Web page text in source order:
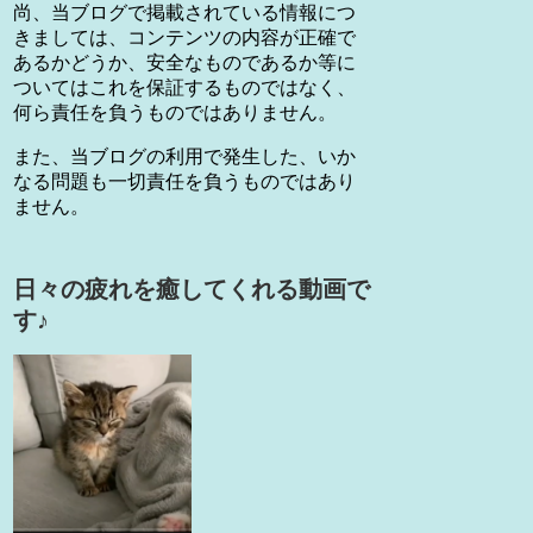
尚、当ブログで掲載されている情報につ
きましては、コンテンツの内容が正確で
あるかどうか、安全なものであるか等に
ついてはこれを保証するものではなく、
何ら責任を負うものではありません。
また、当ブログの利用で発生した、いか
なる問題も一切責任を負うものではあり
ません。
日々の疲れを癒してくれる動画で
す♪